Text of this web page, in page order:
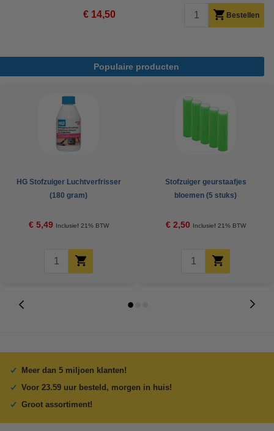
€ 14,50 Bestellen
Populaire producten
HG Stofzuiger Luchtverfrisser
(180 gram)
€ 5,49 Inclusief 21% BTW
Stofzuiger geurstaafjes
bloemen (5 stuks)
€ 2,50 Inclusief 21% BTW
Meer dan 5 miljoen klanten!
Voor 23.59 uur besteld, morgen in huis!
Groot assortiment!